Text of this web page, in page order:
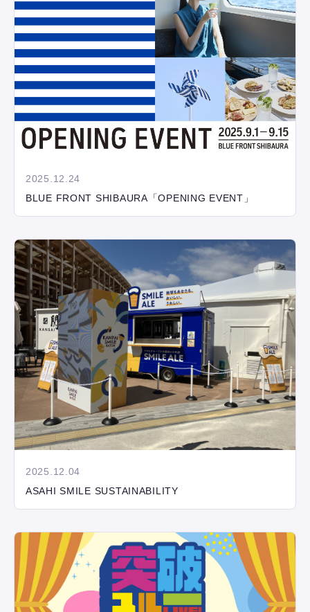
2025.12.24
BLUE FRONT SHIBAURA「OPENING EVENT」
2025.12.04
ASAHI SMILE SUSTAINABILITY